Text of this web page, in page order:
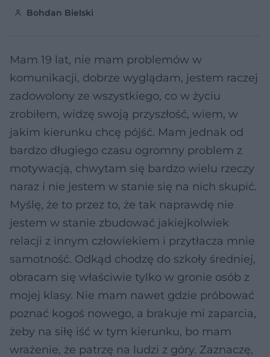
Bohdan Bielski
Mam 19 lat, nie mam problemów w
komunikacji, dobrze wyglądam, jestem raczej
zadowolony ze wszystkiego, co w życiu
zrobiłem, widzę swoją przyszłość, wiem, w
jakim kierunku chcę pójść. Mam jednak od
bardzo długiego czasu ogromny problem z
motywacją, chwytam się bardzo wielu rzeczy
naraz i nie jestem w stanie się na nich skupić.
Myślę, że to przez to, że tak naprawdę nie
jestem w stanie zbudować jakiejkolwiek
relacji z innym człowiekiem i przytłacza mnie
samotność. Odkąd chodzę do szkoły średniej,
obracam się właściwie tylko w gronie osób z
mojej klasy. Nie mam nawet gdzie próbować
poznać kogoś nowego, a brakuje mi zaparcia,
żeby na siłę iść w tym kierunku, bo mam
wrażenie, że patrzę na ludzi z góry. Zaznaczę,